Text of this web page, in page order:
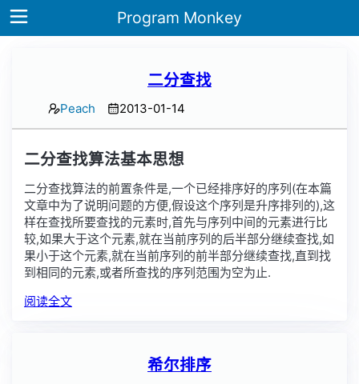
Program Monkey
Note
二分查找
Peach 2013-01-14
二分查找算法基本思想
二分查找算法的前置条件是,一个已经排序好的序列(在本篇
文章中为了说明问题的方便,假设这个序列是升序排列的),这
样在查找所要查找的元素时,首先与序列中间的元素进行比
较,如果大于这个元素,就在当前序列的后半部分继续查找,如
果小于这个元素,就在当前序列的前半部分继续查找,直到找
到相同的元素,或者所查找的序列范围为空为止.
阅读全文
希尔排序